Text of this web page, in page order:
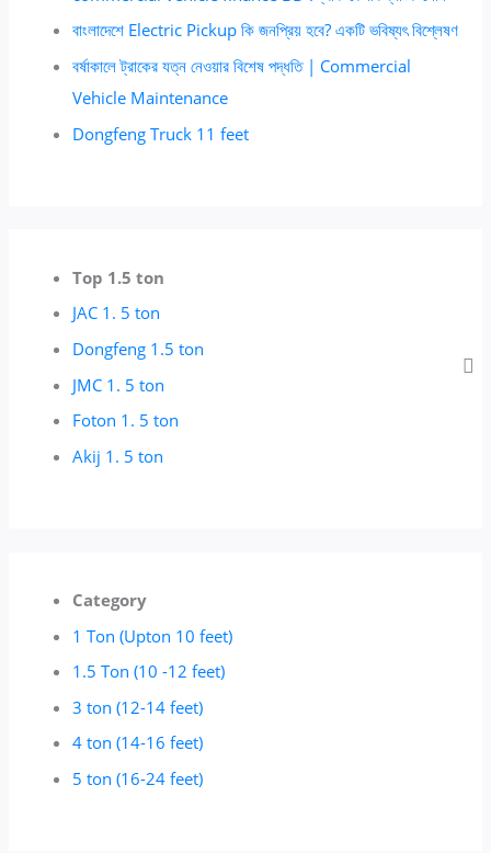
বাংলাদেশে Electric Pickup কি জনপ্রিয় হবে? একটি ভবিষ্যৎ বিশ্লেষণ
বর্ষাকালে ট্রাকের যত্ন নেওয়ার বিশেষ পদ্ধতি | Commercial
Vehicle Maintenance
Dongfeng Truck 11 feet
Top 1.5 ton
JAC 1. 5 ton
Dongfeng 1.5 ton
JMC 1. 5 ton
Foton 1. 5 ton
Akij 1. 5 ton
Category
1 Ton (Upton 10 feet)
1.5 Ton (10 -12 feet)
3 ton (12-14 feet)
4 ton (14-16 feet)
5 ton (16-24 feet)